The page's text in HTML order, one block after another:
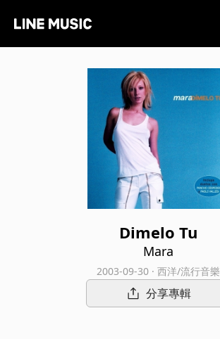
Dimelo Tu
Mara
2003-09-30 · 西洋/流行音樂
分享專輯